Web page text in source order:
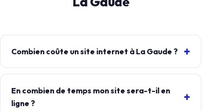
Combien coûte un site internet à La Gaude ?
En combien de temps mon site sera-t-il en
ligne ?